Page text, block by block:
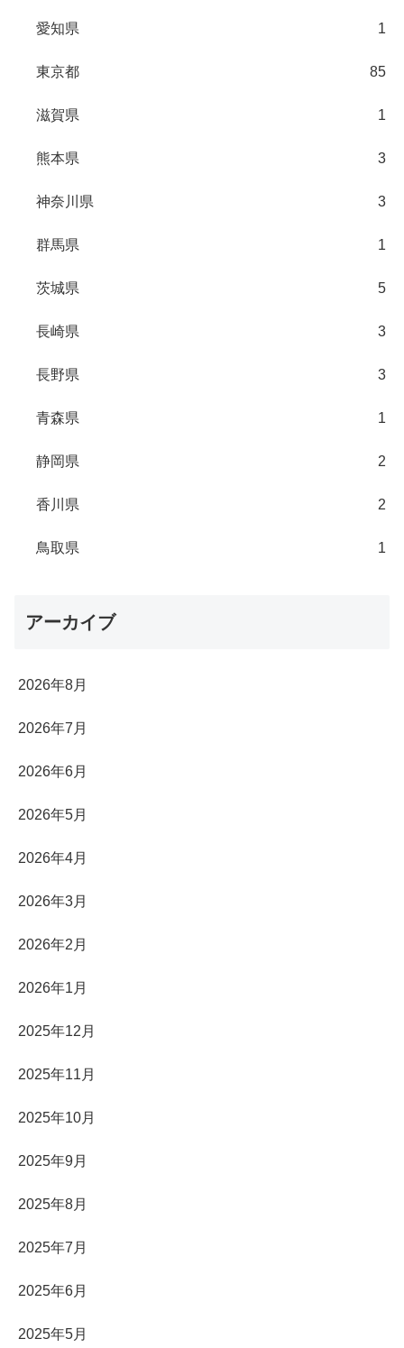
愛知県 1
東京都 85
滋賀県 1
熊本県 3
神奈川県 3
群馬県 1
茨城県 5
長崎県 3
長野県 3
青森県 1
静岡県 2
香川県 2
鳥取県 1
アーカイブ
2026年8月
2026年7月
2026年6月
2026年5月
2026年4月
2026年3月
2026年2月
2026年1月
2025年12月
2025年11月
2025年10月
2025年9月
2025年8月
2025年7月
2025年6月
2025年5月